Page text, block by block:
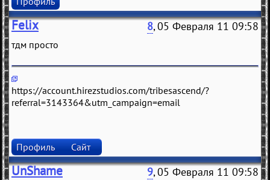
Felix 8, 05 Февраля 11 09:58
тдм просто
https://account.hirezstudios.com/tribesascend/?
referral=3143364&utm_campaign=email
Профиль Сайт
UnShame 9, 05 Февраля 11 09:58